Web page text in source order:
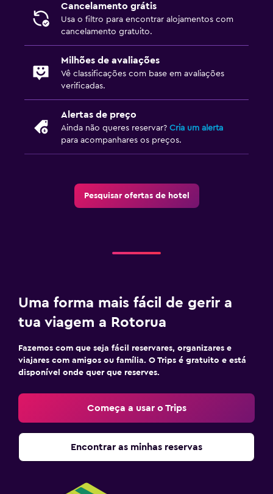
Cancelamento grátis
Usa o filtro para encontrar alojamentos com
cancelamento gratuito.
Milhões de avaliações
Vê classificações com base em avaliações
verificadas.
Alertas de preço
Ainda não queres reservar? Cria um alerta
para acompanhares os preços.
Pesquisar ofertas de hotel
Uma forma mais fácil de gerir a
tua viagem a Rotorua
Fazemos com que seja fácil reservares, organizares e
viajares com amigos ou família. O Trips é gratuito e está
disponível onde quer que reserves.
Começa a usar o Trips
Encontrar as minhas reservas